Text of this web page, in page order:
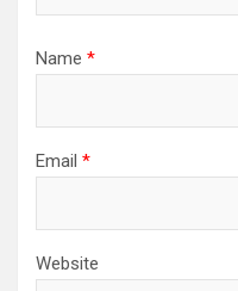
Name *
Email *
Website